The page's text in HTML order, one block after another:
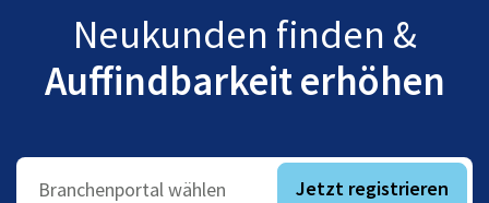
Neukunden finden &
Auffindbarkeit erhöhen
Branchenportal wählen Jetzt registrieren